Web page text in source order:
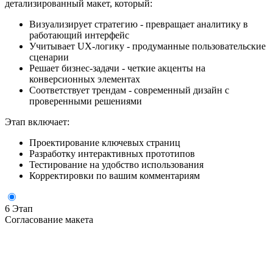
детализированный макет, который:
Визуализирует стратегию - превращает аналитику в
работающий интерфейс
Учитывает UX-логику - продуманные пользовательские
сценарии
Решает бизнес-задачи - четкие акценты на
конверсионных элементах
Соответствует трендам - современный дизайн с
проверенными решениями
Этап включает:
Проектирование ключевых страниц
Разработку интерактивных прототипов
Тестирование на удобство использования
Корректировки по вашим комментариям
6 Этап
Согласование макета